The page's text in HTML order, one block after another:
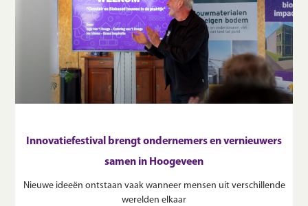
Innovatiefestival brengt ondernemers en vernieuwers
samen in Hoogeveen
Nieuwe ideeën ontstaan vaak wanneer mensen uit verschillende
werelden elkaar